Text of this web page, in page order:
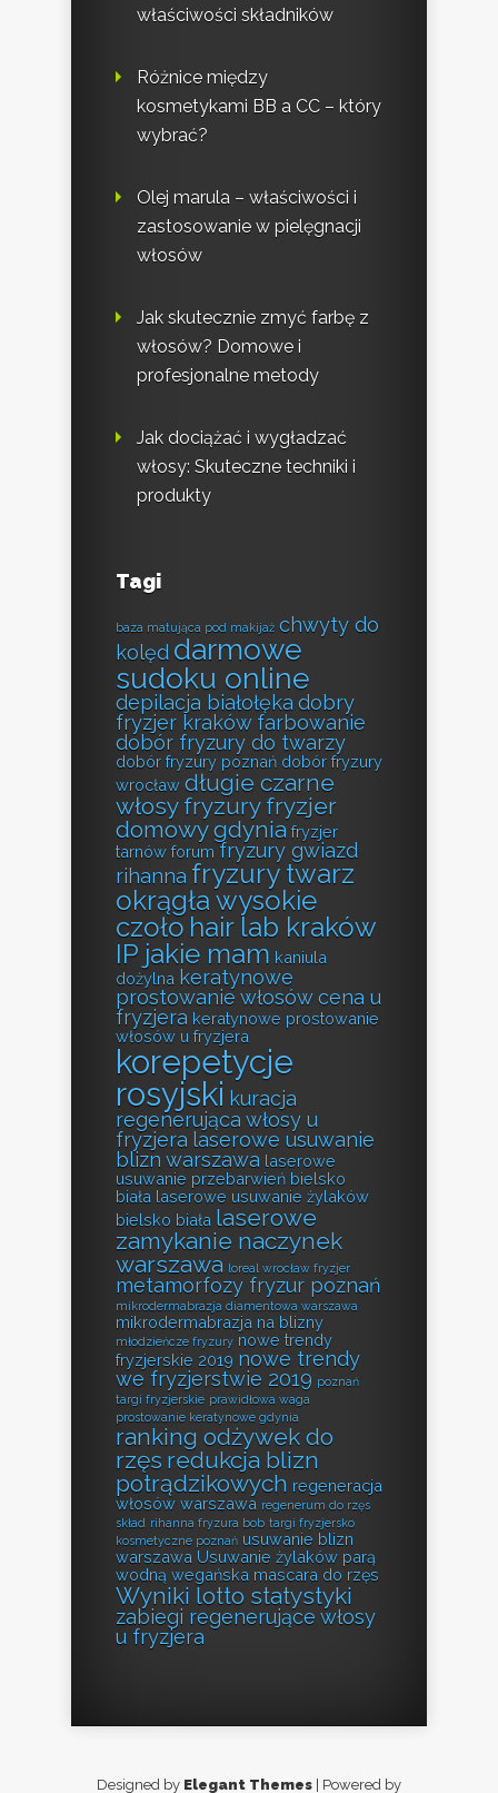
właściwości składników
Różnice między
kosmetykami BB a CC – który
wybrać?
Olej marula – właściwości i
zastosowanie w pielęgnacji
włosów
Jak skutecznie zmyć farbę z
włosów? Domowe i
profesjonalne metody
Jak dociążać i wygładzać
włosy: Skuteczne techniki i
produkty
Tagi
baza matująca pod makijaż chwyty do
kolęd darmowe
sudoku online
depilacja białołęka dobry
fryzjer kraków farbowanie
dobór fryzury do twarzy
dobór fryzury poznań dobór fryzury
wrocław długie czarne
włosy fryzury fryzjer
domowy gdynia fryzjer
tarnów forum fryzury gwiazd
rihanna fryzury twarz
okrągła wysokie
czoło hair lab kraków
IP jakie mam kaniula
dożylna keratynowe
prostowanie włosów cena u
fryzjera keratynowe prostowanie
włosów u fryzjera
korepetycje
rosyjski kuracja
regenerująca włosy u
fryzjera laserowe usuwanie
blizn warszawa laserowe
usuwanie przebarwień bielsko
biała laserowe usuwanie żylaków
bielsko biała laserowe
zamykanie naczynek
warszawa loreal wrocław fryzjer
metamorfozy fryzur poznań
mikrodermabrazja diamentowa warszawa
mikrodermabrazja na blizny
młodzieńcze fryzury nowe trendy
fryzjerskie 2019 nowe trendy
we fryzjerstwie 2019 poznań
targi fryzjerskie prawidłowa waga
prostowanie keratynowe gdynia
ranking odżywek do
rzęs redukcja blizn
potrądzikowych regeneracja
włosów warszawa regenerum do rzęs
skład rihanna fryzura bob targi fryzjersko
kosmetyczne poznań usuwanie blizn
warszawa Usuwanie żylaków parą
wodną wegańska mascara do rzęs
Wyniki lotto statystyki
zabiegi regenerujące włosy
u fryzjera
Designed by Elegant Themes | Powered by